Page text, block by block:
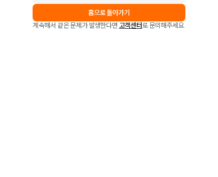
홈으로 돌아가기
계속해서 같은 문제가 발생한다면 고객센터로 문의해주세요.